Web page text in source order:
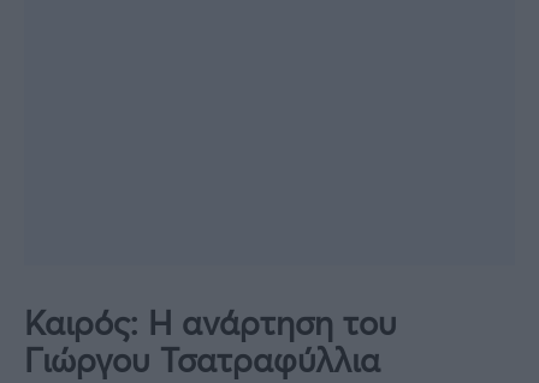
Καιρός: Η ανάρτηση του
Γιώργου Τσατραφύλλια